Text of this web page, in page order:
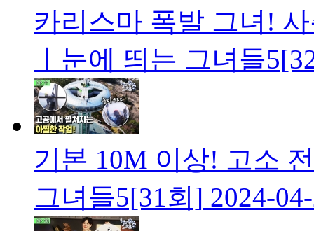
카리스마 폭발 그녀!
ㅣ눈에 띄는 그녀들
기본 10M 이상! 고소
그녀들5[31회] 2024-